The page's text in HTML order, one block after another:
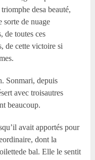
desa beauté,
sorte de nuage
de toutes ces
de cette victoire si
Sonmari, depuis
avec troisautres
beaucoup.
avait apportés pour
dont la
bal. Elle le sentit